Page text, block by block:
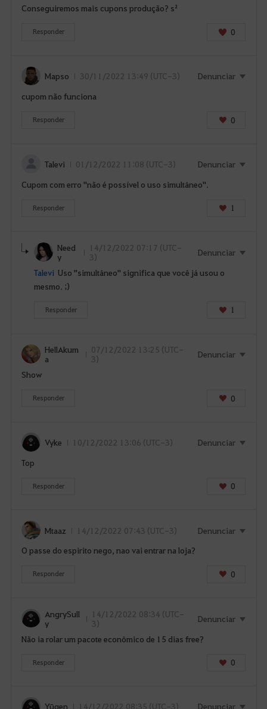
a
n
g
n
Conseguiremos mais cupons produção? s²
Responder 0
Mapso 30/11/2022 13:49 (UTC-3)
Denunciar
cupom não funciona
Responder 0
Talevi 01/12/2022 11:08 (UTC-3)
Denunciar
Cupom com erro "não é possível o uso simultâneo".
Responder 1
Need
y
14/12/2022 07:17 (UTC-
3)
Denunciar
Talevi Uso "simultâneo" significa que você já usou o
mesmo. ;)
Responder 1
HellAkum
a
07/12/2022 13:25 (UTC-
3)
Denunciar
Show
Responder 0
Vyke 10/12/2022 13:06 (UTC-3)
Denunciar
Top
Responder 0
Mtaaz 14/12/2022 07:43 (UTC-3)
Denunciar
O passe do espirito nego, nao vai entrar na loja?
Responder 0
AngrySull
y
14/12/2022 08:34 (UTC-
3)
Denunciar
Não ia rolar um pacote econômico de 15 dias free?
Responder 0
Yūgen 14/12/2022 08:35 (UTC-3)
Denunciar